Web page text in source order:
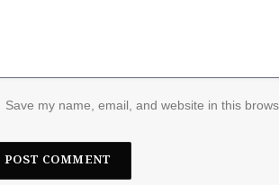
Save my name, email, and website in this